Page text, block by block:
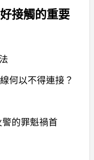
接觸的重要
何以不得連接？
的罪魁禍首